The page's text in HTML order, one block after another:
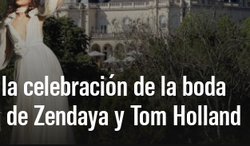
celebración de la boda
Zendaya y Tom Holland